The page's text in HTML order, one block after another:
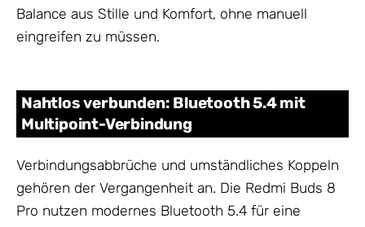
Balance aus Stille und Komfort, ohne manuell
eingreifen zu müssen.
Nahtlos verbunden: Bluetooth 5.4 mit
Multipoint-Verbindung
Verbindungsabbrüche und umständliches Koppeln
gehören der Vergangenheit an. Die Redmi Buds 8
Pro nutzen modernes Bluetooth 5.4 für eine